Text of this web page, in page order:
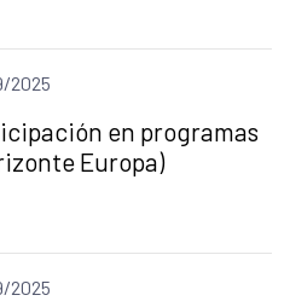
2025
en programas
Europa)
2025